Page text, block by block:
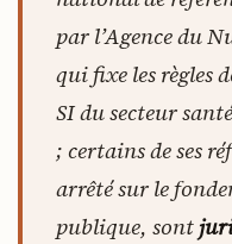
par l’Agence du
qui fixe les règles
SI du secteur
; certains de ses
arrêté sur le
publique, sont